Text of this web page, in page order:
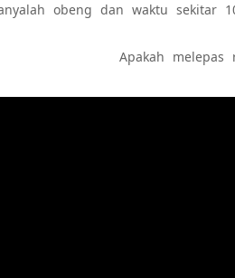
obeng dan waktu sekitar
Apakah melepas